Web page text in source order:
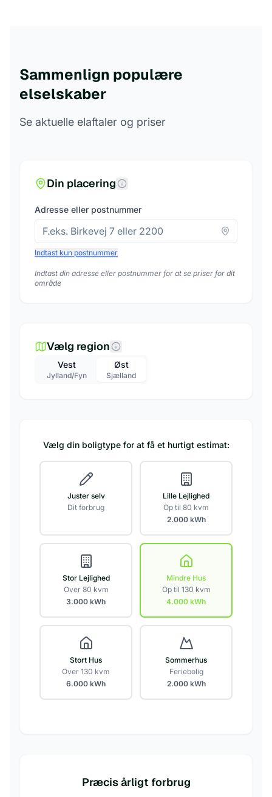
Sammenlign populære
elselskaber
Se aktuelle elaftaler og priser
Din placering
Adresse eller postnummer
Indtast kun postnummer
Indtast din adresse eller postnummer for at se priser for dit
område
Vælg region
Vest
Jylland/Fyn
Øst
Sjælland
Vælg din boligtype for at få et hurtigt estimat:
Juster selv
Dit forbrug
Lille Lejlighed
Op til 80 kvm
2.000kWh
Stor Lejlighed
Over 80 kvm
3.000 kWh
Mindre Hus
Op til 130 kvm
4.000 kWh
Stort Hus
Over 130 kvm
6.000 kWh
Sommerhus
Feriebolig
2.000kWh
Præcis årligt forbrug